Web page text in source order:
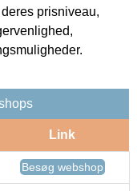
prisniveau,
Link
Besøg webshop